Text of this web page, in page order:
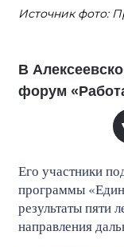
Источник фото:
В
форум
Его участники
программы
результаты пяти
направления